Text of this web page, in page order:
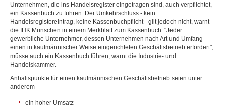
Unternehmen, die ins Handelsregister eingetragen sind, auch verpflichtet,
ein Kassenbuch zu führen. Der Umkehrschluss - kein
Handelsregistereintrag, keine Kassenbuchpflicht - gilt jedoch nicht, warnt
die IHK Münschen in einem Merkblatt zum Kassenbuch. "Jeder
gewerbliche Unternehmer, dessen Unternehmen nach Art und Umfang
einen in kaufmännischer Weise eingerichteten Geschäftsbetrieb erfordert",
müsse auch ein Kassenbuch führen, warnt die Industrie- und
Handelskammer.
Anhaltspunkte für einen kaufmännischen Geschäftsbetrieb seien unter
anderem
ein hoher Umsatz